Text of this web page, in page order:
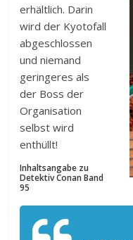
erhältlich. Darin
wird der Kyotofall
abgeschlossen
und niemand
geringeres als
der Boss der
Organisation
selbst wird
enthüllt!
Inhaltsangabe zu
Detektiv Conan Band
95